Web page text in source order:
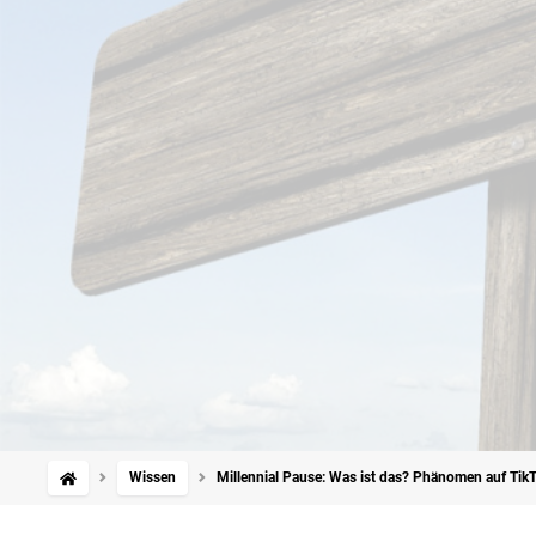
Wissen Millennial Pause: Was ist das? Phänomen auf